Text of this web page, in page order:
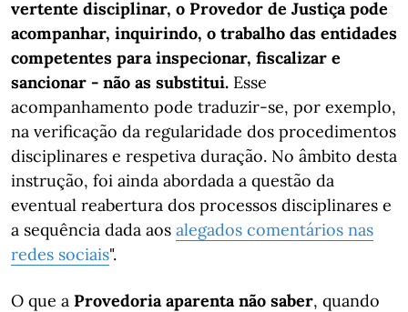
vertente disciplinar, o Provedor de Justiça pode
acompanhar, inquirindo, o trabalho das entidades
competentes para inspecionar, fiscalizar e
sancionar - não as substitui. Esse
acompanhamento pode traduzir-se, por exemplo,
na verificação da regularidade dos procedimentos
disciplinares e respetiva duração. No âmbito desta
instrução, foi ainda abordada a questão da
eventual reabertura dos processos disciplinares e
a sequência dada aos alegados comentários nas
redes sociais".
O que a Provedoria aparenta não saber, quando